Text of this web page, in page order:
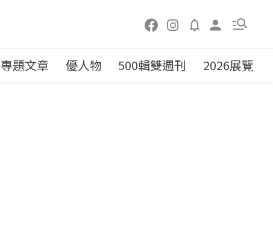
專題文章 優人物 500輯雙週刊 2026展覽